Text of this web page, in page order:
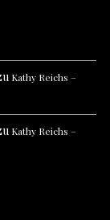
Kathy Reichs –
Kathy Reichs –